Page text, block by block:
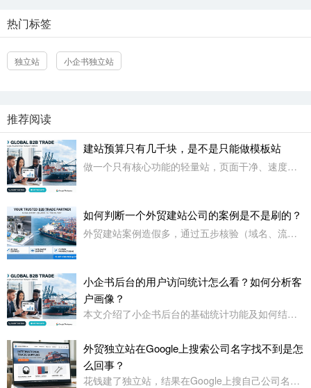
热门标签
独立站 小企书独立站
推荐阅读
建站预算只有几千块，是不是只能做模板站
做一个只有核心功能的轻量站，页面干净、速度快、核心功能能用，等赚到钱了再升级。
如何判断一个外贸建站公司的案例是不是刷的？
外贸建站案例造假多，通过五步核验（域名、流量、代码、联系信息、时效性）精准识别虚假案例。
小企书后台的用户访问统计怎么看？如何分析客
户画像？
本文介绍了小企书后台的基础统计功能及如何结合专业工具进行客户画像分析，涵盖访问数据、用户行为及画像构建方法。
外贸独立站在Google上搜索公司名字找不到是怎
么回事？
花钱建了独立站，结果在Google上搜自己公司名字都找不到——这事儿太正常了